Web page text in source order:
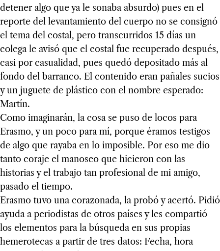
detener algo que ya le sonaba absurdo) pues en el
reporte del levantamiento del cuerpo no se consignó
el tema del costal, pero transcurridos 15 días un
colega le avisó que el costal fue recuperado después,
casi por casualidad, pues quedó depositado más al
fondo del barranco. El contenido eran pañales sucios
y un juguete de plástico con el nombre esperado:
Martín.
Como imaginarán, la cosa se puso de locos para
Erasmo, y un poco para mí, porque éramos testigos
de algo que rayaba en lo imposible. Por eso me dio
tanto coraje el manoseo que hicieron con las
historias y el trabajo tan profesional de mi amigo,
pasado el tiempo.
Erasmo tuvo una corazonada, la probó y acertó. Pidió
ayuda a periodistas de otros países y les compartió
los elementos para la búsqueda en sus propias
hemerotecas a partir de tres datos: Fecha, hora